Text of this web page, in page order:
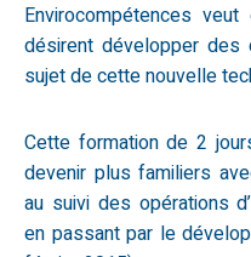
Envirocompétences
désirent développer des
sujet de cette nouvelle
Cette formation de 2
devenir plus familiers
au suivi des opérations
en passant par le